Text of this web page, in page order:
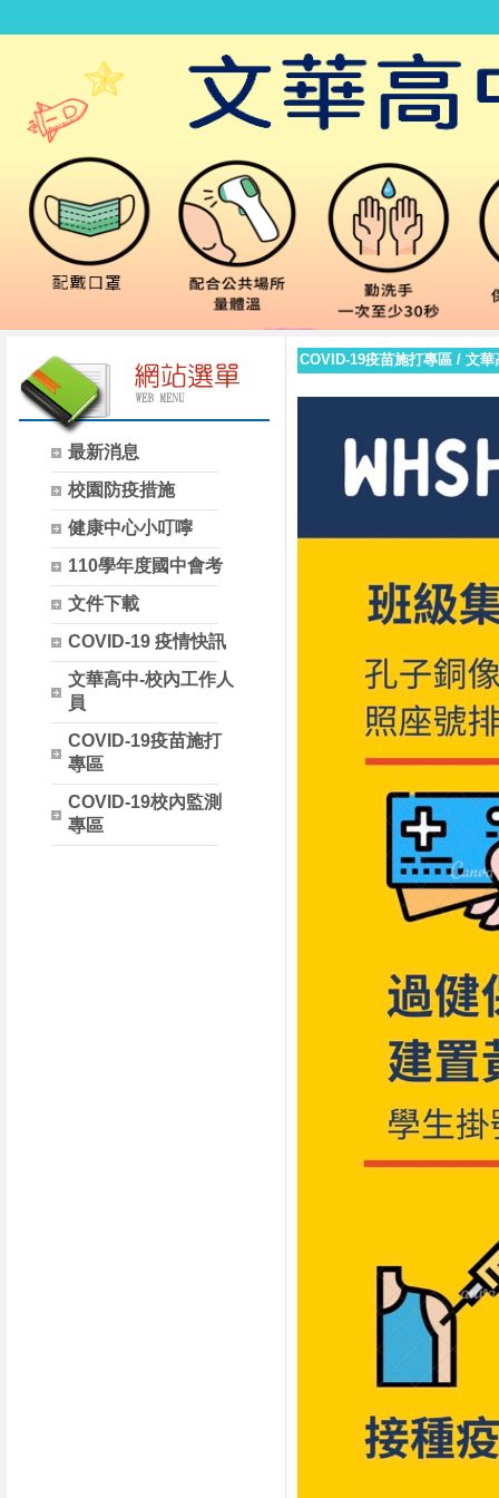
最新消息
校園防疫措施
健康中心小叮嚀
110學年度國中會考
文件下載
COVID-19 疫情快訊
文華高中-校內工作人
員
COVID-19疫苗施打
專區
COVID-19校內監測
專區
COVID-19疫苗施打專區 / 文華